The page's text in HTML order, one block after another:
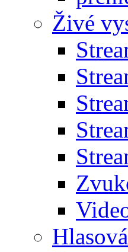
Živé